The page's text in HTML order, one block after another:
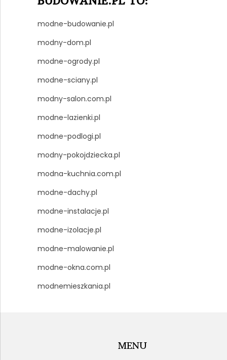
modne-budowanie.pl
modny-dom.pl
modne-ogrody.pl
modne-sciany.pl
modny-salon.com.pl
modne-lazienki.pl
modne-podlogi.pl
modny-pokojdziecka.pl
modna-kuchnia.com.pl
modne-dachy.pl
modne-instalacje.pl
modne-izolacje.pl
modne-malowanie.pl
modne-okna.com.pl
modnemieszkania.pl
MENU